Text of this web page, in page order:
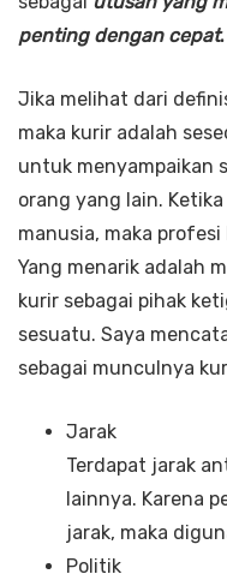
penting dengan cepat.
Jika melihat dari
maka kurir adalah
untuk menyampaikan
orang yang lain.
manusia, maka
Yang menarik adalah
kurir sebagai pihak
sesuatu. Saya
sebagai munculnya
Jarak
Terdapat jarak
lainnya. Karena
jarak, maka
Politik